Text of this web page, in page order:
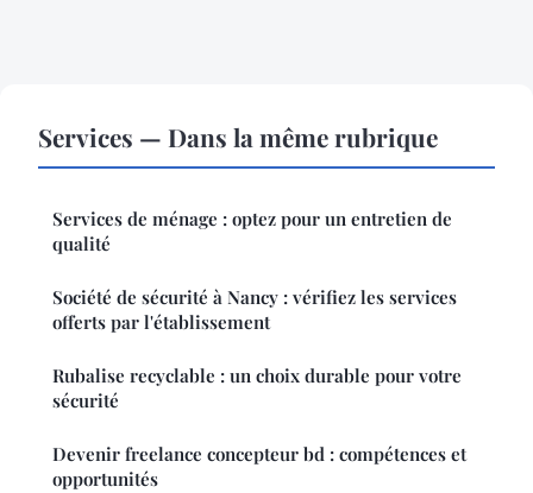
Services — Dans la même rubrique
Services de ménage : optez pour un entretien de
qualité
Société de sécurité à Nancy : vérifiez les services
offerts par l'établissement
Rubalise recyclable : un choix durable pour votre
sécurité
Devenir freelance concepteur bd : compétences et
opportunités